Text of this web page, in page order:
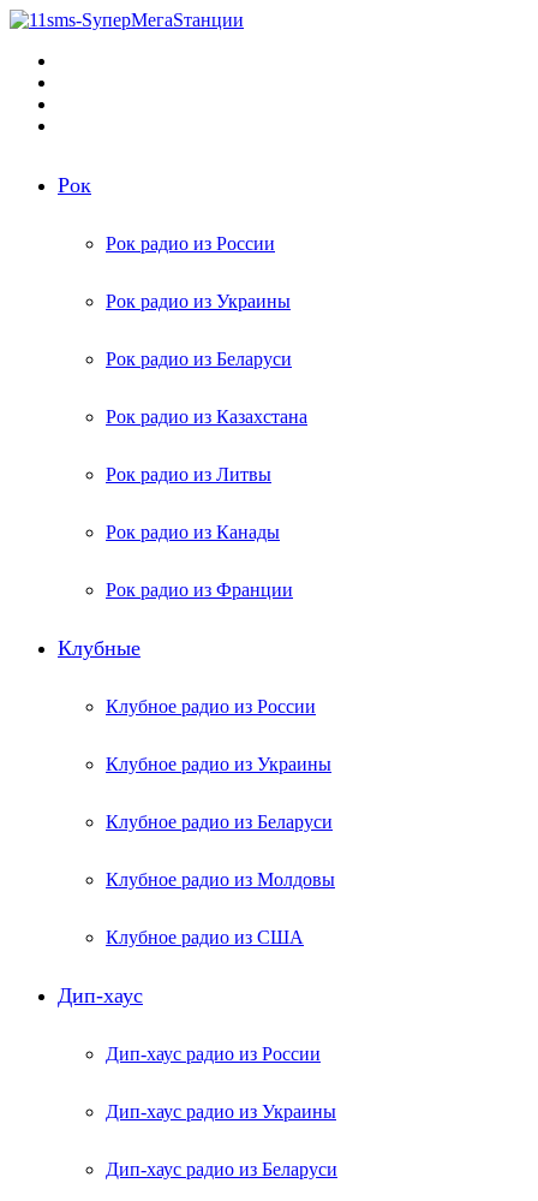
Рок
Рок радио из России
Рок радио из Украины
Рок радио из Беларуси
Рок радио из Казахстана
Рок радио из Литвы
Рок радио из Канады
Рок радио из Франции
Клубные
Клубное радио из России
Клубное радио из Украины
Клубное радио из Беларуси
Клубное радио из Молдовы
Клубное радио из США
Дип-хаус
Дип-хаус радио из России
Дип-хаус радио из Украины
Дип-хаус радио из Беларуси